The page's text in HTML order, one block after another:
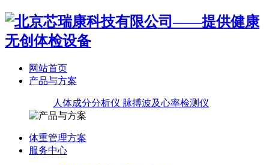
网站首页
产品与方案
人体成分分析仪 脉搏波及心率检测仪
体重管理方案
服务中心